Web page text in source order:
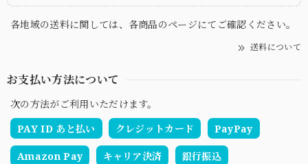
各地域の送料に関しては、各商品のページにてご確認ください。
送料について
お支払い方法について
次の方法がご利用いただけます。
PAY ID あと払い
クレジットカード PayPay
Amazon Pay キャリア決済 銀行振込